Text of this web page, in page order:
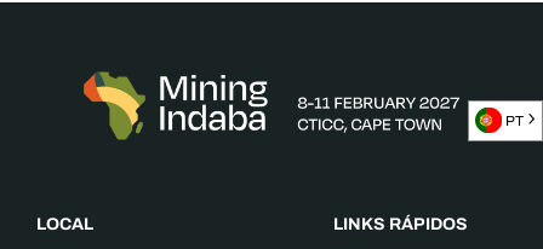
LOCAL
LINKS RÁPIDOS
PT